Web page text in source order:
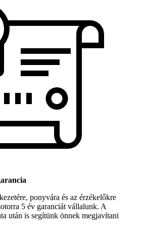
ponyvára és az érzékelőkre
5 év garanciát vállalunk. A
után is segítünk önnek megjavítani